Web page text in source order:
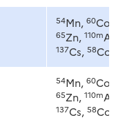
54Mn, 60Co,
65Zn, 110m
137Cs, 58Co
54Mn, 60Co,
65Zn, 110m
137Cs, 58Co